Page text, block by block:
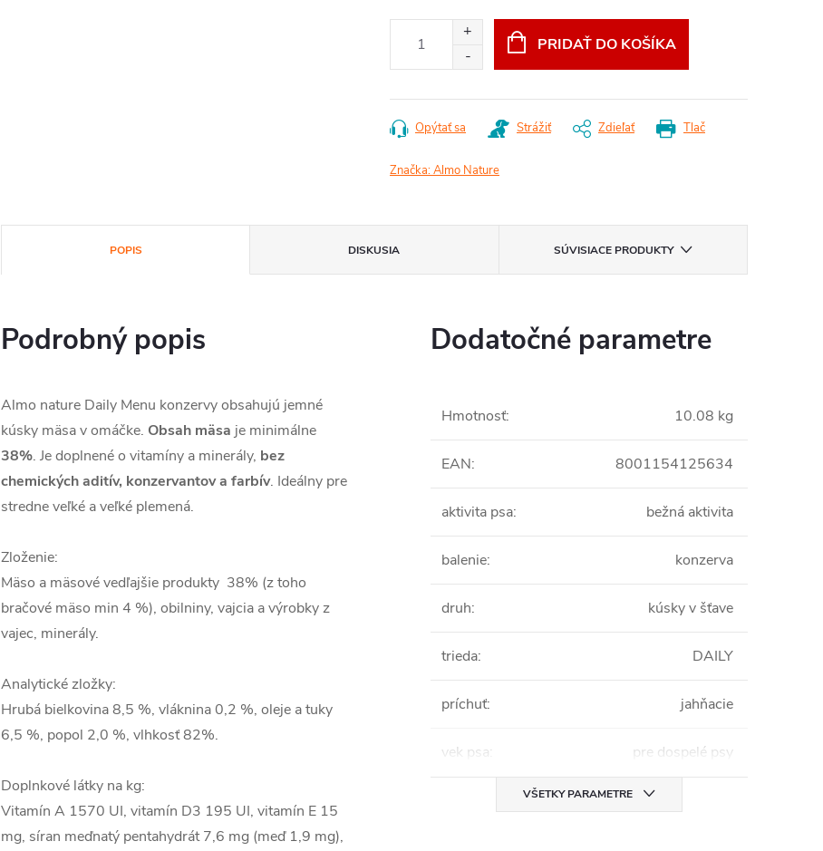
PRIDAŤ DO KOŠÍKA
Tlač
Opýtať sa Strážiť Zdieľať
Značka:Almo Nature
POPIS DISKUSIA SÚVISIACE PRODUKTY
Podrobný popis
Almo nature Daily Menu konzervy obsahujú jemné
kúsky mäsa v omáčke. Obsah mäsa je minimálne
38%. Je doplnené o vitamíny a minerály, bez
chemických aditív, konzervantov a farbív. Ideálny pre
stredne veľké a veľké plemená.
Zloženie:
Mäso a mäsové vedľajšie produkty 38% (z toho
bračové mäso min 4 %), obilniny, vajcia a výrobky z
vajec, minerály.
Analytické zložky:
Hrubá bielkovina 8,5 %, vláknina 0,2 %, oleje a tuky
6,5 %, popol 2,0 %, vlhkosť 82%.
Doplnkové látky na kg:
Vitamín A 1570 UI, vitamín D3 195 UI, vitamín E 15
mg, síran meďnatý pentahydrát 7,6 mg (meď 1,9 mg),
Dodatočné parametre
Hmotnosť: 10.08 kg
EAN: 8001154125634
aktivita psa: bežná aktivita
balenie: konzerva
druh: kúsky v šťave
trieda: DAILY
príchuť: jahňacie
vek psa: pre dospelé psy
VŠETKY PARAMETRE